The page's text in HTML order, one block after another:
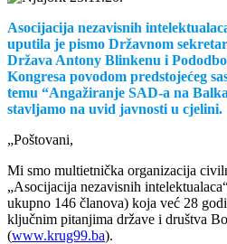
Asocijacija nezavisnih
uputila je pismo Državnom
Država Antony Blinkenu i
Kongresa povodom predstojećeg
temu “Angažiranje SAD-a na
stavljamo na uvid javnosti u cjelini.
„Poštovani,
Mi smo multietnička organizacija
„Asocijacija nezavisnih
ukupno 146 članova) koja već 28
ključnim pitanjima države i društva
(www.krug99.ba).